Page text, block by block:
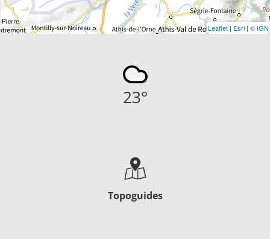
Leaflet | Esri | © IGN
23°
Topoguides